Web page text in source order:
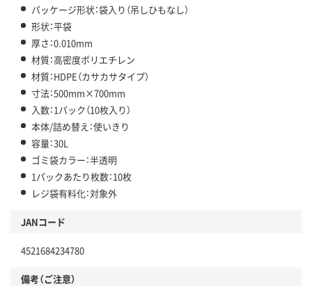
パッケージ形状：袋入り（吊しひもなし）
形状：平袋
厚さ：0.010mm
材質：高密度ポリエチレン
材質：HDPE（カサカサタイプ）
寸法：500mm×700mm
入数：1パック（10枚入り）
本体/詰め替え：使いきり
容量：30L
ゴミ袋カラー：半透明
1パックあたり枚数：10枚
レジ袋有料化：対象外
JANコード
4521684234780
備考（ご注意）